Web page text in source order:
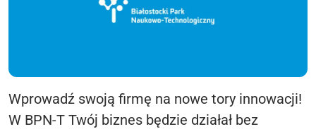
Wprowadź swoją firmę na nowe tory innowacji!
W BPN-T Twój biznes będzie działał bez